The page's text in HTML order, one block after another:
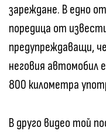
зареждане. В едно
поредица от
предупреждаващи,
неговия автомобил
800 километра
В друго видео той